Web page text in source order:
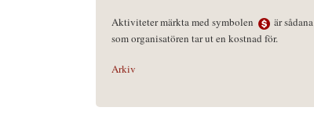
Aktiviteter märkta med symbolen
är sådana
som organisatören tar ut en kostnad för.
Arkiv